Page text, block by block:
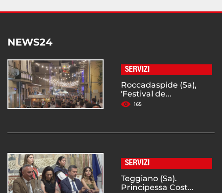
NEWS24
SERVIZI
Roccadaspide (Sa),
'Festival de...
165
SERVIZI
Teggiano (Sa).
Principessa Cost...